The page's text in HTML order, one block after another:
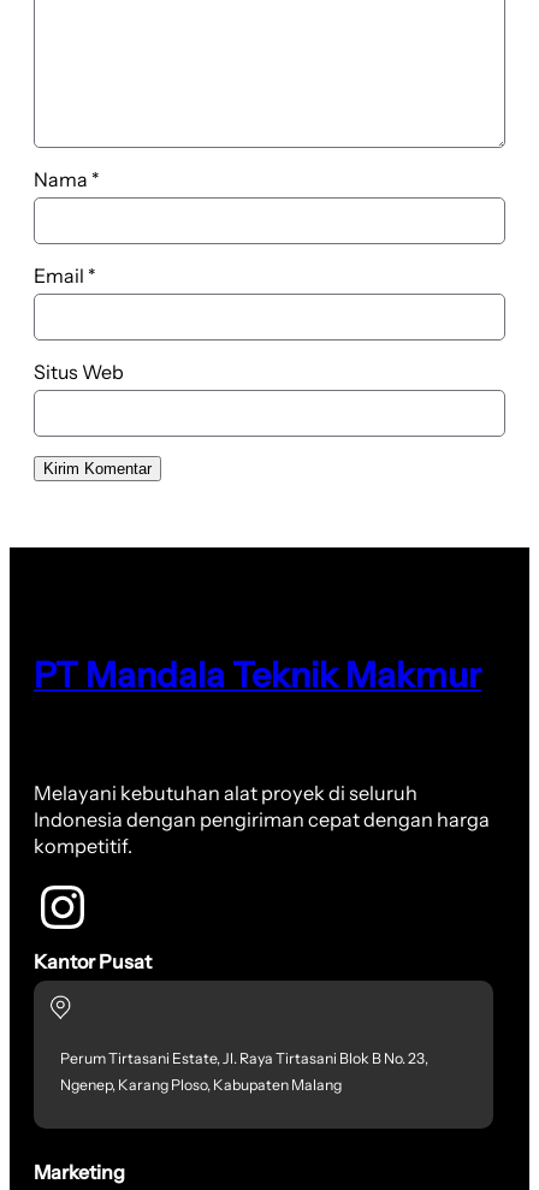
Nama *
Email *
Situs Web
PT Mandala Teknik Makmur
Melayani kebutuhan alat proyek di seluruh
Indonesia dengan pengiriman cepat dengan harga
kompetitif.
Kantor Pusat
Perum Tirtasani Estate, Jl. Raya Tirtasani Blok B No. 23,
Ngenep, Karang Ploso, Kabupaten Malang
Marketing